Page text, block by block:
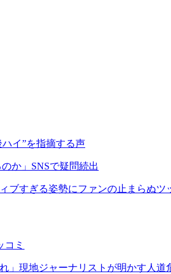
イ”を指摘する声
か」SNSで疑問続出
ブすぎる姿勢にファンの止まらぬツ
ミ
」現地ジャーナリストが明かす人道